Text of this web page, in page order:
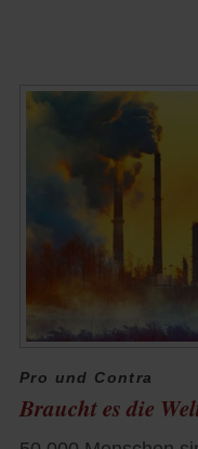
Pro und Contra
Braucht es die